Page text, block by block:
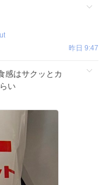
昨日 9:47
感はサクッとカ
い